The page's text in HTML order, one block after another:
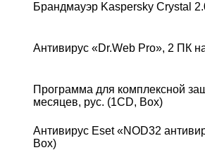
Брандмауэр Kaspersky Crystal
Антивирус «Dr.Web Pro», 2 ПК
Программа для комплексной
месяцев, рус. (1CD, Box)
Антивирус Eset «NOD32
Box)